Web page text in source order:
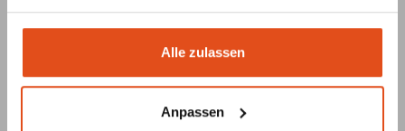
Alle zulassen
Anpassen
Schiebetür Türmaß ca. (B/H) 670 x 800 mm
Kaminglas Einfachglas
Kaminfüße verstellbar